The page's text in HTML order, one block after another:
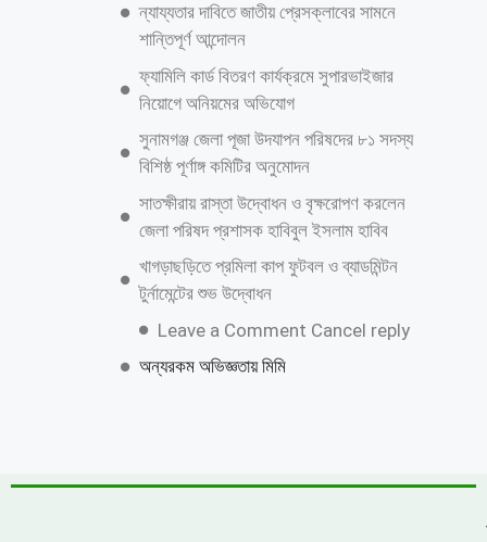
ন্যায্যতার দাবিতে জাতীয় প্রেসক্লাবের সামনে
শান্তিপূর্ণ আন্দোলন
ফ্যামিলি কার্ড বিতরণ কার্যক্রমে সুপারভাইজার
নিয়োগে অনিয়মের অভিযোগ
সুনামগঞ্জ জেলা পূজা উদযাপন পরিষদের ৮১ সদস্য
বিশিষ্ঠ পূর্ণাঙ্গ কমিটির অনুমোদন
সাতক্ষীরায় রাস্তা উদ্বোধন ও বৃক্ষরোপণ করলেন
জেলা পরিষদ প্রশাসক হাবিবুল ইসলাম হাবিব
খাগড়াছড়িতে প্রমিলা কাপ ফুটবল ও ব্যাডমিন্টন
টুর্নামেন্টের শুভ উদ্বোধন
Leave a Comment Cancel reply
অন্যরকম অভিজ্ঞতায় মিমি